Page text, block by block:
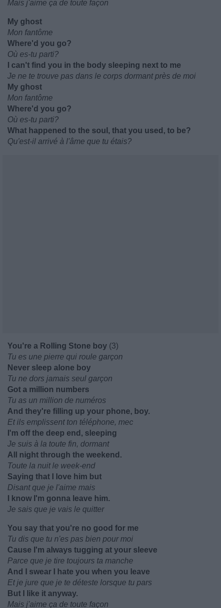
Mais j'aime ça de toute façon
My ghost
Mon fantôme
Where'd you go?
Où es-tu parti?
I can't find you in the body sleeping next to me
Je ne te trouve pas dans le corps dormant près de moi
My ghost
Mon fantôme
Where'd you go?
Où es-tu parti?
What happened to the soul, that you used, to be?
Qu'est-il arrivé à l'âme que tu étais?
You're a Rolling Stone boy (3)
Tu es une pierre qui roule garçon
Never sleep alone boy
Tu ne dors jamais seul garçon
Got a million numbers
Tu as un million de numéros
And they're filling up your phone, boy.
Et ils emplissent ton téléphone, mec
I'm off the deep end, sleeping
Je suis à la toute fin, dormant
All night through the weekend.
Toute la nuit le week-end
Saying that I love him but
Disant que je l'aime mais
I know I'm gonna leave him.
Je sais que je vais le quitter
You say that you're no good for me
Tu dis que tu n'es pas bien pour moi
Cause I'm always tugging at your sleeve
Parce que je tire toujours ta manche
And I swear I hate you when you leave
Et je jure que je te déteste lorsque tu pars
But I like it anyway.
Mais j'aime ça de toute façon